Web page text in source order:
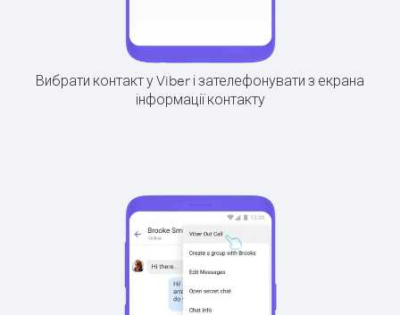
Вибрати контакт у Viber і зателефонувати з екрана
інформації контакту